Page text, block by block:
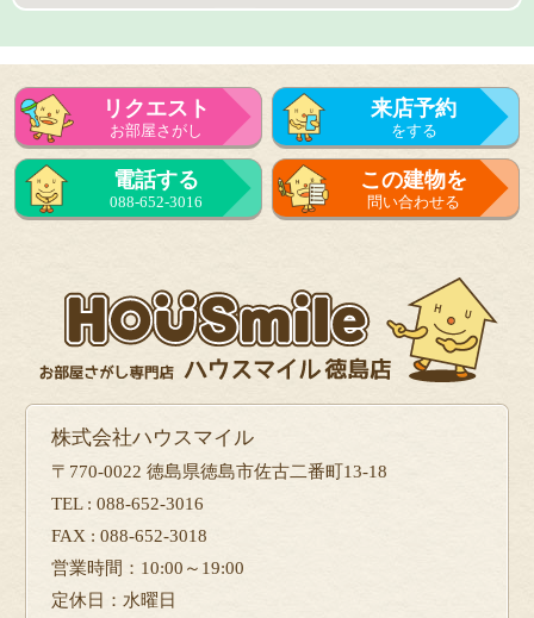
リクエスト
お部屋さがし
来店予約
をする
来店予約
をする
電話する
088-652-3016
この建物を
問い合わせる
株式会社ハウスマイル
〒770-0022 徳島県徳島市佐古二番町13-18
TEL : 088-652-3016
FAX : 088-652-3018
営業時間：10:00～19:00
定休日：水曜日